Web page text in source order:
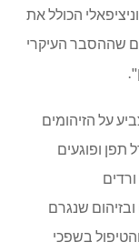
הכולל את
שההסבר העיקרי
למען הסביבה" (נספח 3) מצביע על הזיהומים
ופוגעים
שנגרם
בשפכי